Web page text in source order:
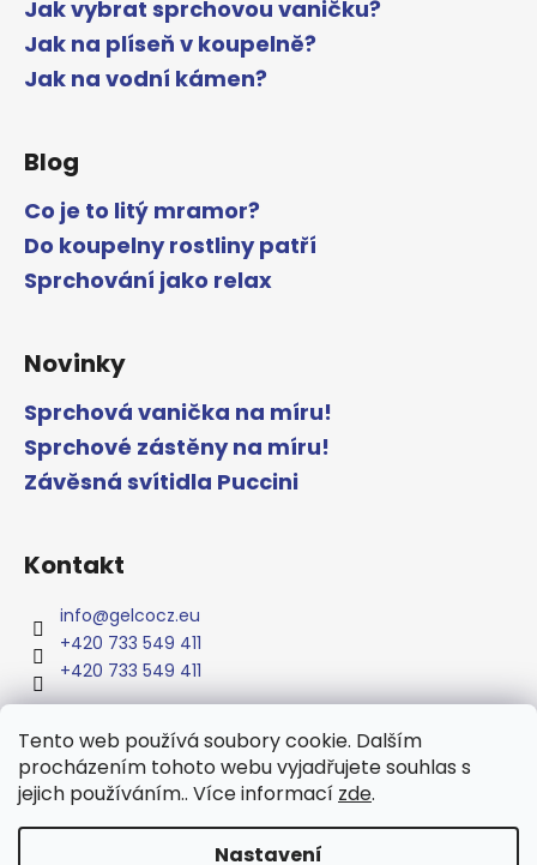
Tento web používá soubory cookie. Dalším
procházením tohoto webu vyjadřujete souhlas s
jejich používáním.. Více informací zde.
Nastavení
Jak vybrat sprchovou vaničku?
Jak na plíseň v koupelně?
Jak na vodní kámen?
Blog
Co je to litý mramor?
Do koupelny rostliny patří
Sprchování jako relax
Novinky
Sprchová vanička na míru!
Sprchové zástěny na míru!
Závěsná svítidla Puccini
Kontakt
info@gelcocz.eu
+420 733 549 411
+420 733 549 411
www.gelcocz.eu